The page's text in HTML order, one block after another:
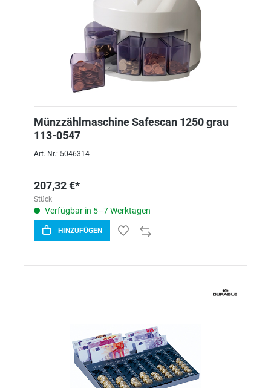
Münzzählmaschine Safescan 1250 grau
113-0547
Art.-Nr.: 5046314
207,32 €*
Stück
Verfügbar in 5–7 Werktagen
HINZUFÜGEN